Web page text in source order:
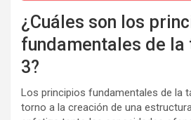
¿Cuáles son los
fundamentales de la
3?
Los principios fundamentales de la
torno a la creación de una